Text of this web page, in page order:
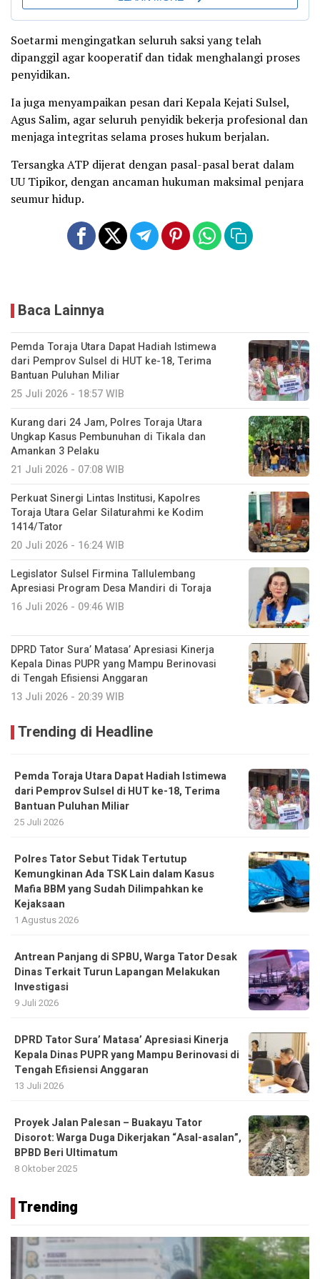
Soetarmi mengingatkan seluruh saksi yang telah
dipanggil agar kooperatif dan tidak menghalangi proses
penyidikan.
Ia juga menyampaikan pesan dari Kepala Kejati Sulsel,
Agus Salim, agar seluruh penyidik bekerja profesional dan
menjaga integritas selama proses hukum berjalan.
Tersangka ATP dijerat dengan pasal-pasal berat dalam
UU Tipikor, dengan ancaman hukuman maksimal penjara
seumur hidup.
Baca Lainnya
Pemda Toraja Utara Dapat Hadiah Istimewa
dari Pemprov Sulsel di HUT ke-18, Terima
Bantuan Puluhan Miliar
25 Juli 2026 - 18:57 WIB
Kurang dari 24 Jam, Polres Toraja Utara
Ungkap Kasus Pembunuhan di Tikala dan
Amankan 3 Pelaku
21 Juli 2026 - 07:08 WIB
Perkuat Sinergi Lintas Institusi, Kapolres
Toraja Utara Gelar Silaturahmi ke Kodim
1414/Tator
20 Juli 2026 - 16:24 WIB
Legislator Sulsel Firmina Tallulembang
Apresiasi Program Desa Mandiri di Toraja
16 Juli 2026 - 09:46 WIB
DPRD Tator Sura’ Matasa’ Apresiasi Kinerja
Kepala Dinas PUPR yang Mampu Berinovasi
di Tengah Efisiensi Anggaran
13 Juli 2026 - 20:39 WIB
Trending di Headline
Pemda Toraja Utara Dapat Hadiah Istimewa
dari Pemprov Sulsel di HUT ke-18, Terima
Bantuan Puluhan Miliar
25 Juli 2026
Polres Tator Sebut Tidak Tertutup
Kemungkinan Ada TSK Lain dalam Kasus
Mafia BBM yang Sudah Dilimpahkan ke
Kejaksaan
1 Agustus 2026
Antrean Panjang di SPBU, Warga Tator Desak
Dinas Terkait Turun Lapangan Melakukan
Investigasi
9 Juli 2026
DPRD Tator Sura’ Matasa’ Apresiasi Kinerja
Kepala Dinas PUPR yang Mampu Berinovasi di
Tengah Efisiensi Anggaran
13 Juli 2026
Proyek Jalan Palesan – Buakayu Tator
Disorot: Warga Duga Dikerjakan “Asal-asalan”,
BPBD Beri Ultimatum
8 Oktober 2025
Trending